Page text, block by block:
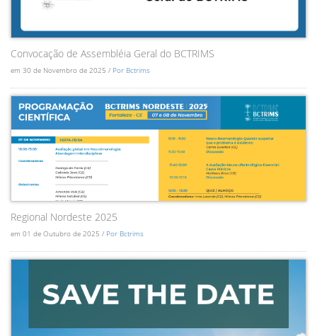
Convocação de Assembléia Geral do BCTRIMS
em 30 de Novembro de 2025 / Por Bctrims
Regional Nordeste 2025
em 01 de Outubro de 2025 / Por Bctrims